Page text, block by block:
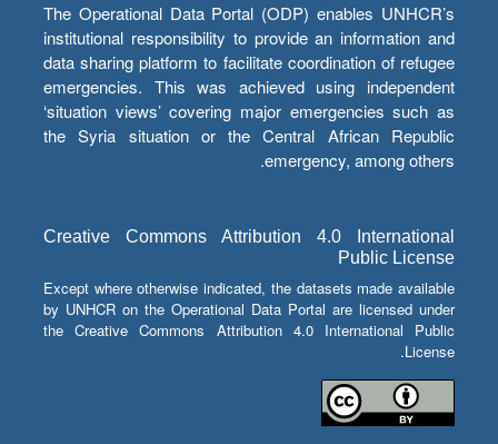
The Operational Data Portal (ODP) enables UNHCR’s
institutional responsibility to provide an information and
data sharing platform to facilitate coordination of refugee
emergencies. This was achieved using independent
‘situation views’ covering major emergencies such as
the Syria situation or the Central African Republic
emergency, among others.
Creative Commons Attribution 4.0 International
Public License
Except where otherwise indicated, the datasets made available
by UNHCR on the Operational Data Portal are licensed under
the Creative Commons Attribution 4.0 International Public
License.